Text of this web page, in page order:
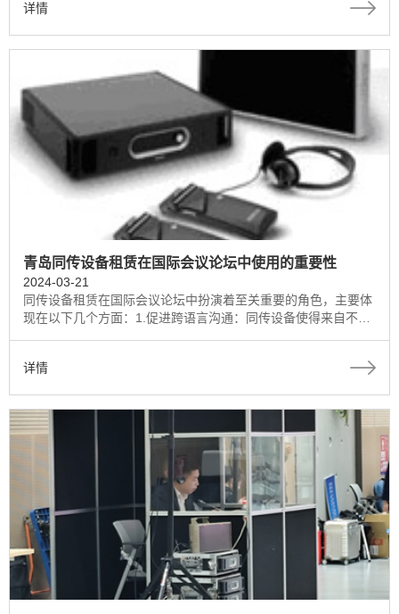
详情
青岛同传设备租赁在国际会议论坛中使用的重要性
2024-03-21
同传设备租赁在国际会议论坛中扮演着至关重要的角色，主要体
现在以下几个方面：1.促进跨语言沟通：同传设备使得来自不同
进了国际间的沟通与交流。
详情